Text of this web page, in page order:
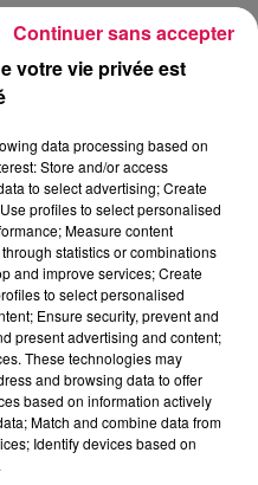
FÉRON
desserts fermier
» à Féron, ils seront
2 octobre, avec déjà
vache au Pot de
auprès de Simon : 06
votre vie privée est
data processing based on
Store and/or access
to select advertising; Create
profiles to select personalised
Measure content
statistics or combinations
and improve services; Create
to select personalised
Ensure security, prevent and
present advertising and content;
These technologies may
and browsing data to offer
based on information actively
Match and combine data from
Identify devices based on
Continuer sans accepter